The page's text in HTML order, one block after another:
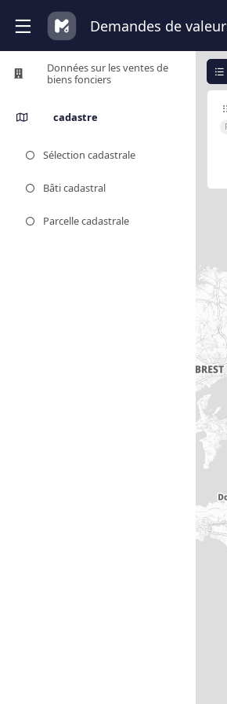
Demandes de
Données sur les ventes de
biens fonciers
cadastre
Sélection cadastrale
Bâti cadastral
Parcelle cadastrale